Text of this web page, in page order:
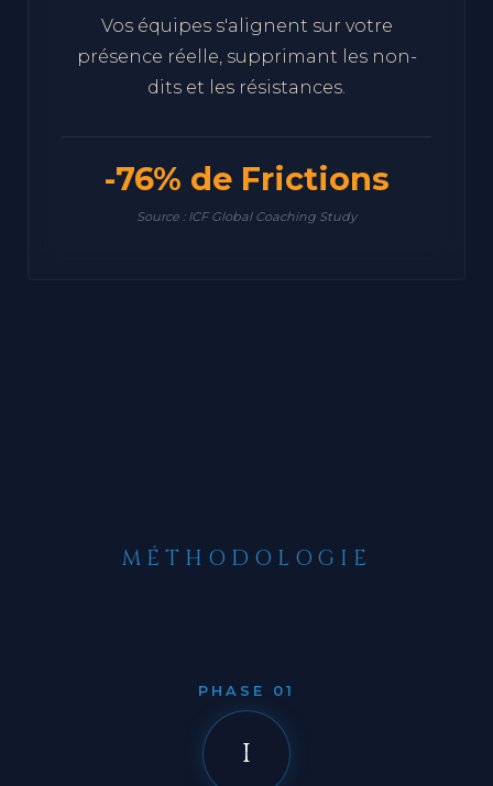
Cohésion Naturelle
Vos équipes s'alignent sur votre
présence réelle, supprimant les non-
dits et les résistances.
-76% de Frictions
PHASE 01